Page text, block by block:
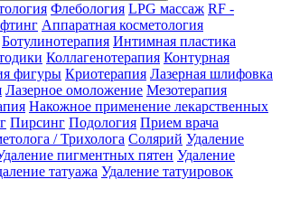
Флебология LPG массаж RF -
Аппаратная косметология
Ботулинотерапия Интимная пластика
Коллагенотерапия Контурная
фигуры Криотерапия Лазерная шлифовка
Лазерное омоложение Мезотерапия
Накожное применение лекарственных
Пирсинг Подология Прием врача
/ Трихолога Солярий Удаление
пигментных пятен Удаление
татуажа Удаление татуировок